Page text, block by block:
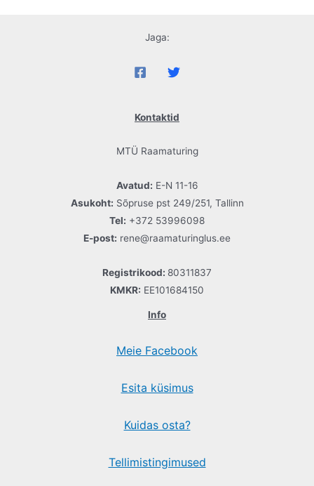
Jaga:
Kontaktid
MTÜ Raamaturing
Avatud: E-N 11-16
Asukoht: Sõpruse pst 249/251, Tallinn
Tel: +372 53996098
E-post: rene@raamaturinglus.ee
Registrikood: 80311837
KMKR: EE101684150
Info
Meie Facebook
Esita küsimus
Kuidas osta?
Tellimistingimused